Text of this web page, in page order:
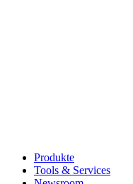
Produkte
Tools & Services